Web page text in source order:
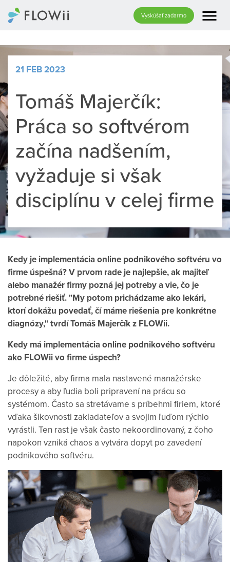
Vyskúšať zadarmo menu
21 FEB 2023
Tomáš Majerčík:
Práca so softvérom
začína nadšením,
vyžaduje si však
disciplínu v celej firme
Kedy je implementácia online podnikového softvéru vo
firme úspešná? V prvom rade je najlepšie, ak majiteľ
alebo manažér firmy pozná jej potreby a vie, čo je
potrebné riešiť. "My potom prichádzame ako lekári,
ktorí dokážu povedať, čí máme riešenia pre konkrétne
diagnózy," tvrdí Tomáš Majerčík z FLOWii.
Kedy má implementácia online podnikového softvéru
ako FLOWii vo firme úspech?
Je dôležité, aby firma mala nastavené manažérske
procesy a aby ľudia boli pripravení na prácu so
systémom. Často sa stretávame s príbehmi firiem, ktoré
vďaka šikovnosti zakladateľov a svojim ľuďom rýchlo
vyrástli. Ten rast je však často nekoordinovaný, z čoho
napokon vzniká chaos a vytvára dopyt po zavedení
podnikového softvéru.